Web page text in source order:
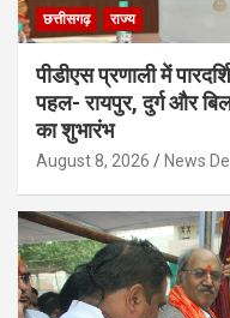
छत्तीसगढ़ राज्य
पीडीएस प्रणाली में
पहल- रायपुर, दुर्ग और
का शुभारंभ
August 8, 2026 News